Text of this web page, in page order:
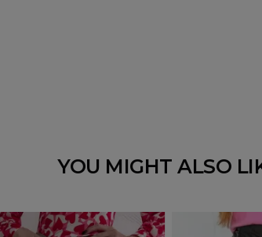
YOU MIGHT ALSO